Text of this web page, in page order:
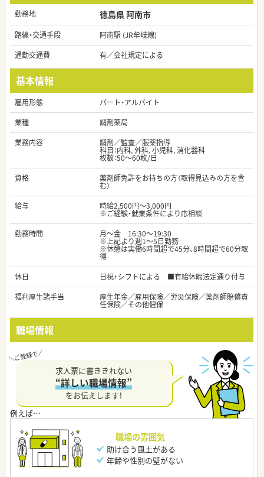
勤務地 徳島県 阿南市
路線・交通手段
阿南駅 (JR牟岐線)
通勤交通費
有／会社規定による
基本情報
雇用形態
パート・アルバイト
業種
調剤薬局
業務内容
調剤／監査／服薬指導
科目：内科, 外科, 小児科, 消化器科
枚数：50～60枚/日
資格
薬剤師免許をお持ちの方（取得見込みの方を含
む）
給与
時給2,500円～3,000円
※ご経験・就業条件により応相談
勤務時間
月～金 16:30～19:30
※上記より週1～5日勤務
※休憩は実働6時間超で45分、8時間超で60分取
得
休日
日祝+シフトによる ■有給休暇法定通り付与
福利厚生諸手当
厚生年金／雇用保険／労災保険／薬剤師賠償責
任保険／その他健保
職場情報
求人票に書ききれない
“詳しい職場情報”
をお伝えします！
職場の雰囲気
助け合う風土がある
年齢や性別の壁がない